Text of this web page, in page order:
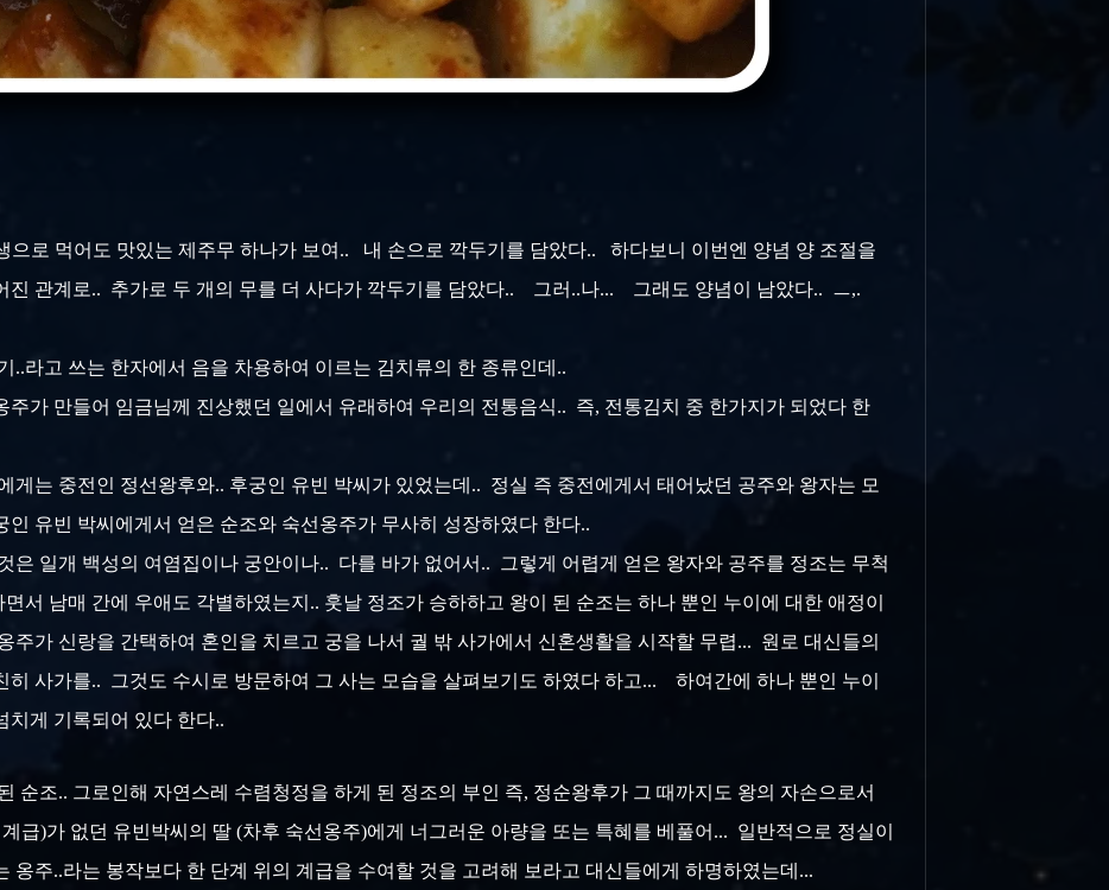
으로 먹어도 맛있는 제주무 하나가 보여.. 내 손으로 깍두기를 담았다.. 하다보니 이번엔 양념 양 조절을
진 관계로.. 추가로 두 개의 무를 더 사다가 깍두기를 담았다.. 그러..나... 그래도 양념이 남았다.. ㅡ,.
..라고 쓰는 한자에서 음을 차용하여 이르는 김치류의 한 종류인데..
주가 만들어 임금님께 진상했던 일에서 유래하여 우리의 전통음식.. 즉, 전통김치 중 한가지가 되었다 한
는 중전인 정선왕후와.. 후궁인 유빈 박씨가 있었는데.. 정실 즉 중전에게서 태어났던 공주와 왕자는 모
인 유빈 박씨에게서 얻은 순조와 숙선옹주가 무사히 성장하였다 한다..
은 일개 백성의 여염집이나 궁안이나.. 다를 바가 없어서.. 그렇게 어렵게 얻은 왕자와 공주를 정조는 무척
남매 간에 우애도 각별하였는지.. 훗날 정조가 승하하고 왕이 된 순조는 하나 뿐인 누이에 대한 애정이
주가 신랑을 간택하여 혼인을 치르고 궁을 나서 궐 밖 사가에서 신혼생활을 시작할 무렵... 원로 대신들의
히 사가를.. 그것도 수시로 방문하여 그 사는 모습을 살펴보기도 하였다 하고... 하여간에 하나 뿐인 누이
치게 기록되어 있다 한다..
순조.. 그로인해 자연스레 수렴청정을 하게 된 정조의 부인 즉, 정순왕후가 그 때까지도 왕의 자손으로서
급)가 없던 유빈박씨의 딸 (차후 숙선옹주)에게 너그러운 아량을 또는 특혜를 베풀어... 일반적으로 정실이
옹주..라는 봉작보다 한 단계 위의 계급을 수여할 것을 고려해 보라고 대신들에게 하명하였는데...